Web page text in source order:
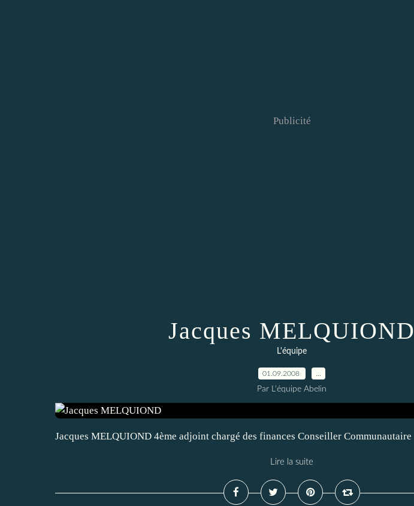
Publicité
Jacques MELQUIOND
L'équipe
01.09.2008
Par L'équipe Abelin
Jacques MELQUIOND 4ème adjoint chargé des finances Conseiller Communautaire
Lire la suite